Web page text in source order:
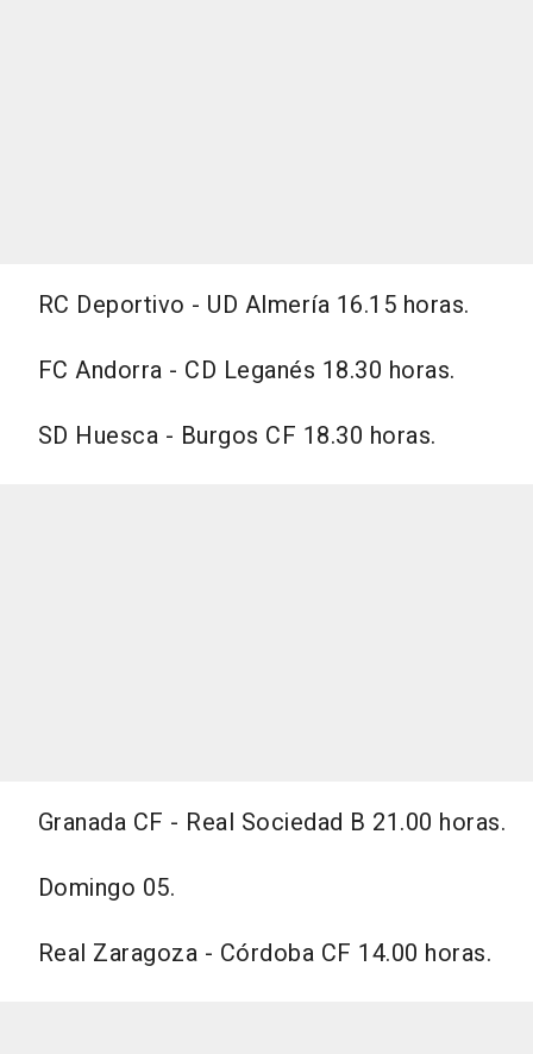
RC Deportivo - UD Almería 16.15 horas.
FC Andorra - CD Leganés 18.30 horas.
SD Huesca - Burgos CF 18.30 horas.
Granada CF - Real Sociedad B 21.00 horas.
Domingo 05.
Real Zaragoza - Córdoba CF 14.00 horas.